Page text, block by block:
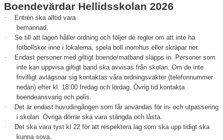
Boendevärdar Hellidsskolan 2026
·
Entrén ska alltid vara
bemannad.
·
Se till att lagen håller ordning och följer de regler om att inte ha
fotbollskor inne i lokalerna, spela boll inomhus eller skräpar ner.
·
Endast personer med giltigt boende/matband släpps in. Personer som
inte kan uppvisa giltigt band ska avvisas från skolan. Om de inte
frivilligt avlägsnar sig kontaktas våra ordningsvakter (telefonnummer
nedan) efter kl. 18:00 fredag och lördag. Övrig tid kontakta
boendeansvarig och polis.
·
Det är endast huvudingången som får användas för in- och utpassering
i skolan. Övriga dörrar ska vara stängda och låsta.
·
Det ska vara tyst kl 22 för att respektera lag som ska upp tidigt ska
kunna sova.